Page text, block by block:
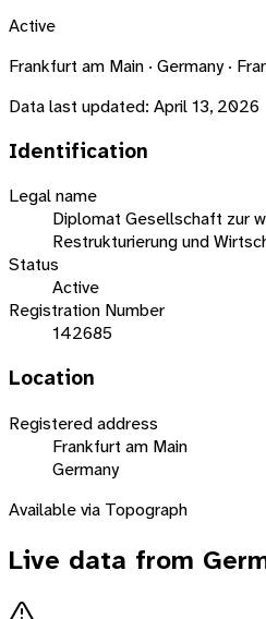
Active
Frankfurt am Main · Germany ·
Data last updated: April 13, 2026
Identification
Legal name
Diplomat Gesellschaft zur
Restrukturierung und
Status
Active
Registration Number
142685
Location
Registered address
Frankfurt am Main
Germany
Available via Topograph
Live data from